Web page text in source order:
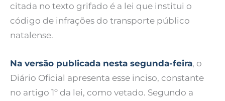
citada no texto grifado é a lei que institui o
código de infrações do transporte público
natalense.
Na versão publicada nesta segunda-feira, o
Diário Oficial apresenta esse inciso, constante
no artigo 1º da lei, como vetado. Segundo a